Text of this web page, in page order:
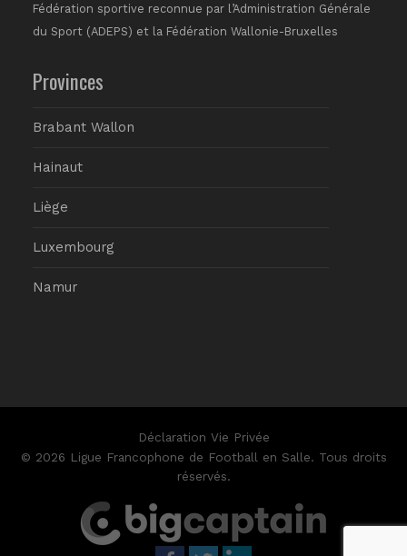
Fédération sportive reconnue par l’Administration Générale
du Sport (ADEPS) et la Fédération Wallonie-Bruxelles
Provinces
Brabant Wallon
Hainaut
Liège
Luxembourg
Namur
Déclaration Vie Privée
© 2026 Ligue Francophone de Football en Salle. Tous droits
réservés.